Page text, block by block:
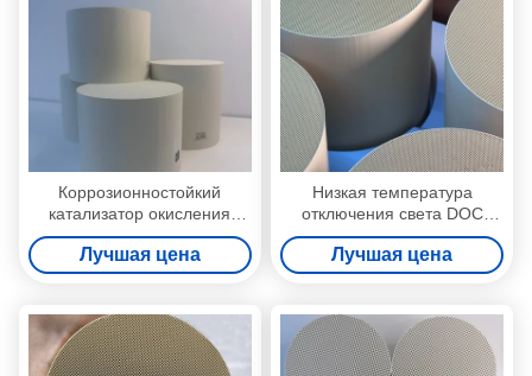
Коррозионностойкий
катализатор окисления
дизельного топлива DOC с
высокой пропускной
способностью и низкой
для дизельных двигателей
Лучшая цена
Низкая температура
отключения света DOC
катализатор окисления
дизельного топлива с
оптимизированным
минимальным
сопротивлением потоку
Лучшая цена